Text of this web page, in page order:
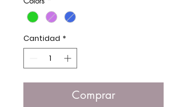
Cantidad *
Comprar